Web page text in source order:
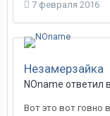
7 февраля 2016
Незамерзайка
NOname ответил
Вот это вот говно